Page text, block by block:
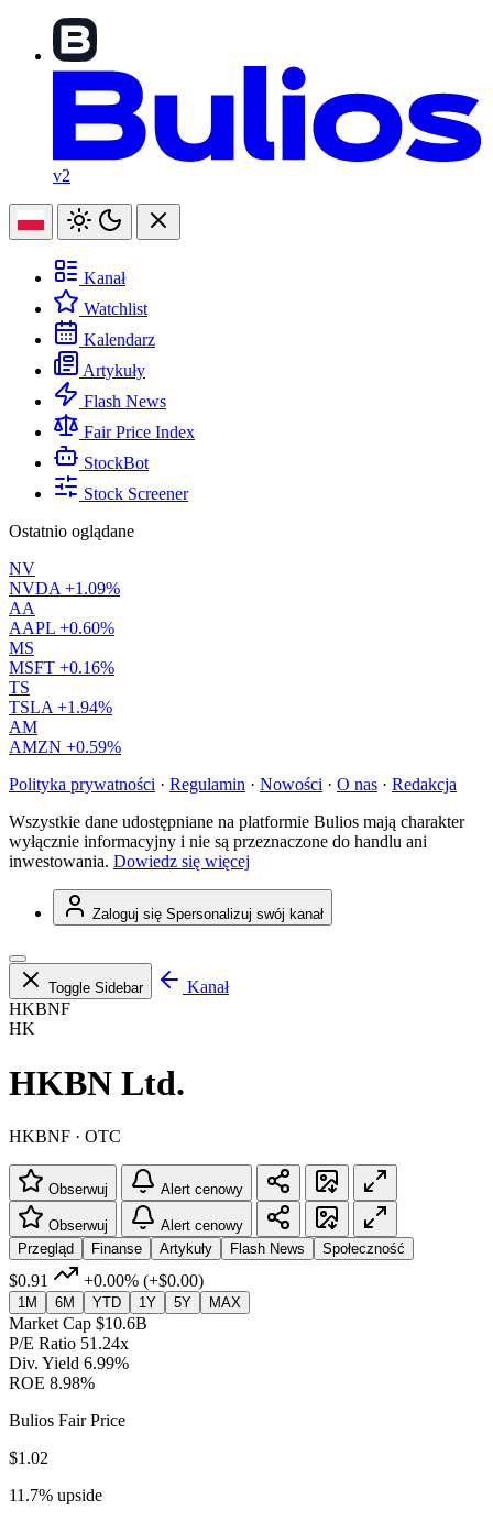
v2
Kanał
Watchlist
Kalendarz
Artykuły
Flash News
Fair Price Index
StockBot
Stock Screener
Ostatnio oglądane
NV
NVDA +1.09%
AA
AAPL +0.60%
MS
MSFT +0.16%
TS
TSLA +1.94%
AM
AMZN +0.59%
Polityka prywatności · Regulamin · Nowości · O nas · Redakcja
Wszystkie dane udostępniane na platformie Bulios mają charakter
wyłącznie informacyjny i nie są przeznaczone do handlu ani
inwestowania. Dowiedz się więcej
Zaloguj się Spersonalizuj swój kanał
Toggle Sidebar
Kanał
HKBNF
HK
HKBN Ltd.
HKBNF · OTC
Obserwuj Alert cenowy
Obserwuj
Alert cenowy
Przegląd
Finanse Artykuły Flash News Społeczność
$0.91 +0.00% (+$0.00)
1M 6M YTD 1Y 5Y MAX
Market Cap $10.6B
P/E Ratio 51.24x
Div. Yield 6.99%
ROE 8.98%
Bulios Fair Price
$1.02
11.7% upside